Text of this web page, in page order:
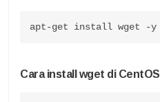
apt-get install wget -y
Cara install wget di CentOS